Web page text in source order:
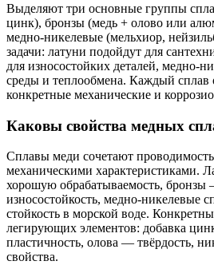
Выделяют три основные группы
цинк), бронзы (медь + олово или
медно-никелевые (мельхиор,
задачи: латуни подойдут для
для износостойких деталей, медно-
среды и теплообмена. Каждый сплав
конкретные механические и
Каковы свойства медных
Сплавы меди сочетают
механическими характеристиками.
хорошую обрабатываемость,
износостойкость, медно-никелевые
стойкость в морской воде.
легирующих элементов: добавка
пластичность, олова — твёрдость,
свойства.